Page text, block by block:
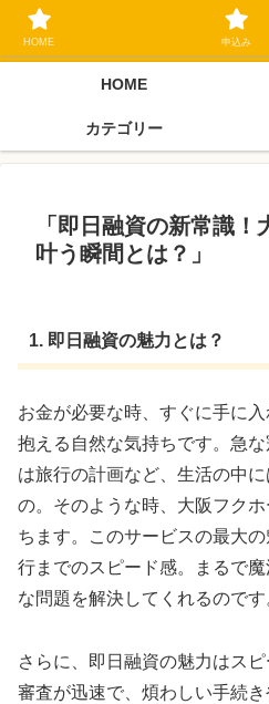
ブラックリスト長期延滞中でもOK 独自
金クローネにご
HOME
カテゴリー
「即日融資の新常識
叶う瞬間とは？」
1. 即日融資の魅力とは？
お金が必要な時、すぐに手に
抱える自然な気持ちです。急
は旅行の計画など、生活の中
の。そのような時、大阪フク
ちます。このサービスの最大
行までのスピード感。まるで
な問題を解決してくれるのです
さらに、即日融資の魅力はス
審査が迅速で、煩わしい手続
HOME 申込み